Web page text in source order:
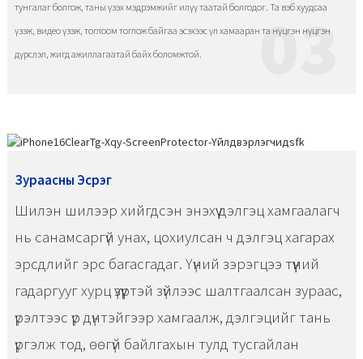
тунгалаг болгож, таны үзэх мэдрэмжийг илүү таатай болгодог. Та вэб хуудсаа
үзэж, видео үзэж, тоглоом тоглож байгаа эсэхээс үл хамааран та нүцгэн нүцгэн
дүрслэл, жигд ажиллагаатай байх боломжтой.
03
Зураасны Эсрэг
Шилэн шилээр хийгдсэн энэхүү дэлгэц хамгаалагч
нь санамсаргүй унах, цохиулсан ч дэлгэц хагарах
эрсдлийг эрс багасгадаг. Үүний зэрэгцээ түүний
гадаргууг хурц үзүүртэй зүйлээс шалтгаалсан зураас,
үрэлтээс үр дүнтэйгээр хамгаалж, дэлгэцийг тань
үргэлж тод, өөгүй байлгахын тулд тусгайлан